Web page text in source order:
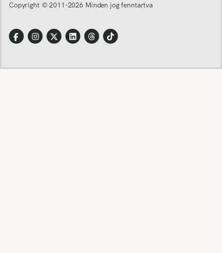
Copyright © 2011-2026 Minden jog fenntartva